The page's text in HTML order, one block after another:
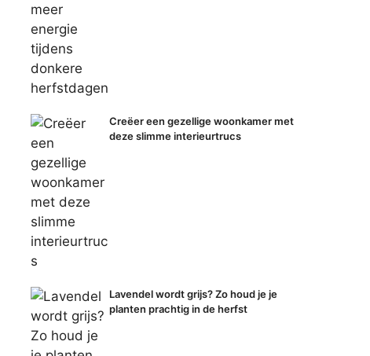
Creëer een gezellige woonkamer met
deze slimme interieurtrucs
Lavendel wordt grijs? Zo houd je je
planten prachtig in de herfst